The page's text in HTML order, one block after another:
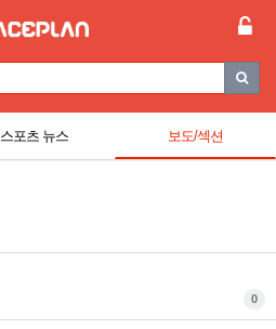
스포츠 뉴스 보도/섹션
0